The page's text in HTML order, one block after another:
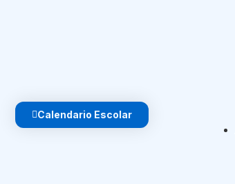
Calendario Escolar